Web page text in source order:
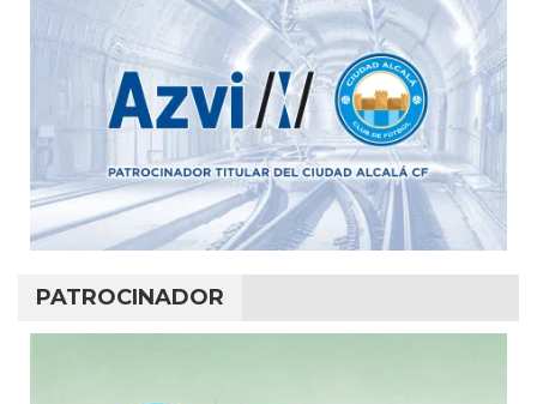
PATROCINADOR